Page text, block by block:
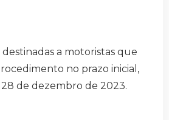
destinadas a motoristas que
no prazo inicial,
de dezembro de 2023.